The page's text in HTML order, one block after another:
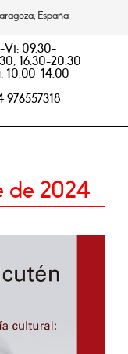
España
Vi: 09.30-
16.30-20.30
10.00-14.00
976557318
de 2024